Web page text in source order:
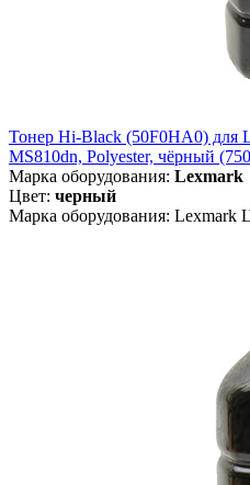
Тонер Hi-Black (50F0HA0) для
MS810dn, Polyester, чёрный
Марка оборудования: Lexmark
Цвет: черный
Марка оборудования: Lexmark